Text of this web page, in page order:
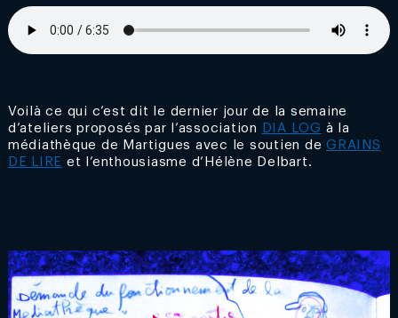
Voilà ce qui c’est dit le dernier jour de la semaine
d’ateliers proposés par l’association
DIA LOG à la
médiathèque de Martigues avec le soutien deGRAINS
DE LIRE et l’enthousiasme d’Hélène Delbart.